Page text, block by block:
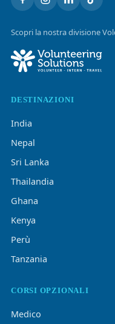
Scopri la nostra divisione
DESTINAZIONI
India
Nepal
Sri Lanka
Thailandia
Ghana
Kenya
Perù
Tanzania
CORSI OPZIONALI
Medico